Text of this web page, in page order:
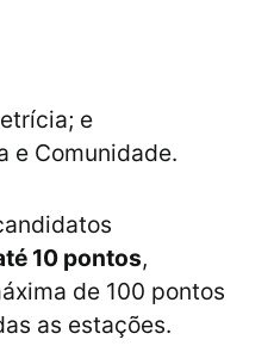
e
e Comunidade.
10 pontos,
de 100 pontos
as estações.